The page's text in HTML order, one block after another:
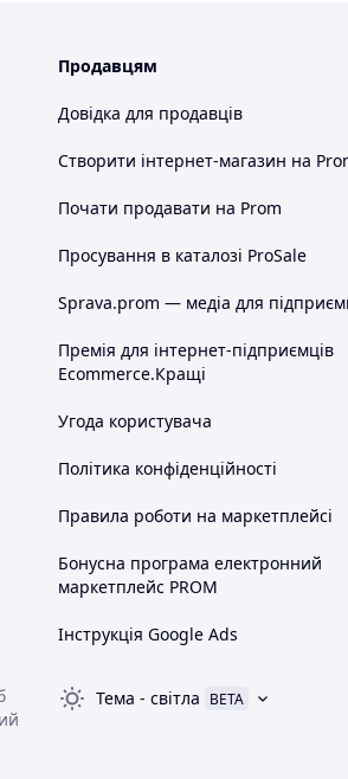
Продавцям
Довідка для продавців
Створити інтернет-магазин на
Почати продавати на Prom
Просування в каталозі ProSale
Sprava.prom — медіа для
Премія для інтернет-підприємців
Ecommerce.Кращі
Угода користувача
Політика конфіденційності
Правила роботи на маркетплейсі
Бонусна програма електронний
маркетплейс PROM
Інструкція Google Ads
Тема - світла BETA